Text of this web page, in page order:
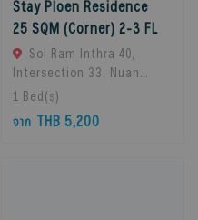
Stay Ploen Residence
25 SQM (Corner) 2-3 FL
Soi Ram Inthra 40,
Intersection 33, Nuan
Chan Subdistrict, Bueng
Kum District, Bangkok
10230, Thailand., Bangkok,
1 Bed(s)
จาก THB 5,200